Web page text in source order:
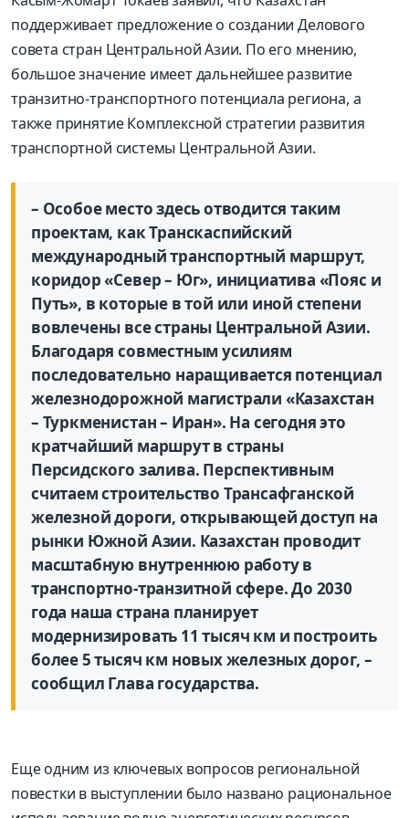
поддерживает предложение о создании Делового
совета стран Центральной Азии. По его мнению,
большое значение имеет дальнейшее развитие
транзитно-транспортного потенциала региона, а
также принятие Комплексной стратегии развития
транспортной системы Центральной Азии.
– Особое место здесь отводится таким
проектам, как Транскаспийский
международный транспортный маршрут,
коридор «Север – Юг», инициатива «Пояс и
Путь», в которые в той или иной степени
вовлечены все страны Центральной Азии.
Благодаря совместным усилиям
последовательно наращивается потенциал
железнодорожной магистрали «Казахстан
– Туркменистан – Иран». На сегодня это
кратчайший маршрут в страны
Персидского залива. Перспективным
считаем строительство Трансафганской
железной дороги, открывающей доступ на
рынки Южной Азии. Казахстан проводит
масштабную внутреннюю работу в
транспортно-транзитной сфере. До 2030
года наша страна планирует
модернизировать 11 тысяч км и построить
более 5 тысяч км новых железных дорог, –
сообщил Глава государства.
Еще одним из ключевых вопросов региональной
повестки в выступлении было названо рациональное